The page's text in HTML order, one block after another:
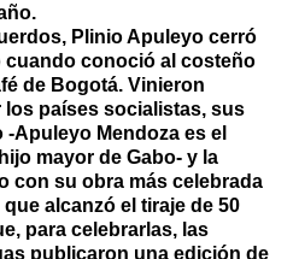
Plinio Apuleyo cerró
conoció al costeño
de Bogotá. Vinieron
países socialistas, sus
Apuleyo Mendoza es el
mayor de Gabo- y la
con su obra más celebrada
alcanzó el tiraje de 50
para celebrarlas, las
publicaron una edición de